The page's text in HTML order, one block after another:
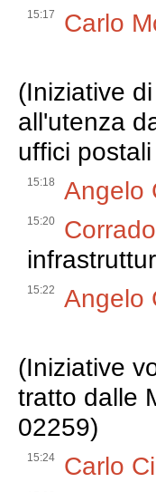
15:17 Carlo
(Iniziative
all'utenza
uffici
15:18 Angelo
15:20
15:22 Angelo
(Iniziative
tratto dalle
02259)
15:24 Carlo